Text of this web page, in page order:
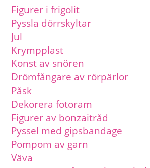
Figurer i frigolit
Pyssla dörrskyltar
Jul
Krympplast
Konst av snören
Drömfångare av rörpärlor
Påsk
Dekorera fotoram
Figurer av bonzaitråd
Pyssel med gipsbandage
Pompom av garn
Väva